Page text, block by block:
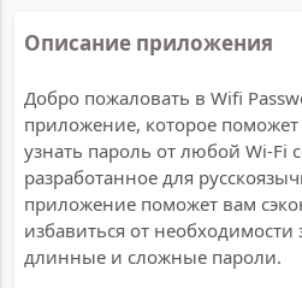
Описание приложения
Добро пожаловать в Wifi
приложение, которое
узнать пароль от любой Wi-Fi
разработанное для
приложение поможет вам
избавиться от
длинные и сложные пароли.